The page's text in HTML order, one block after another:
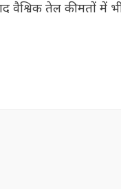
तेल कीमतों में